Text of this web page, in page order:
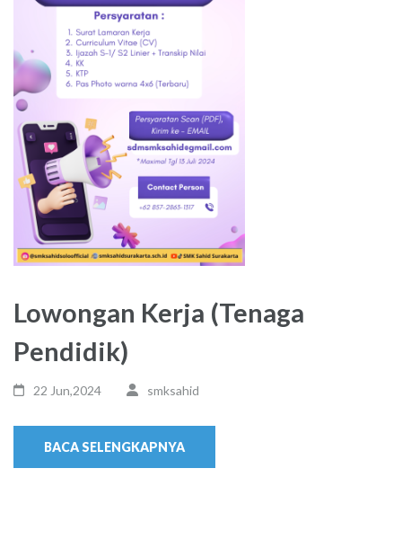
Lowongan Kerja (Tenaga
Pendidik)
22 Jun,2024 smksahid
BACA SELENGKAPNYA